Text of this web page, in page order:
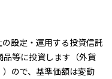
設定・運用する投資信託
等に投資します（外貨
ので、基準価額は変動